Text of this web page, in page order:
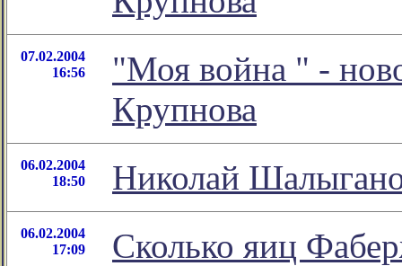
07.02.2004
16:56
"Моя война " -
Крупнова
06.02.2004
18:50
Николай
06.02.2004
17:09
Cколько яиц